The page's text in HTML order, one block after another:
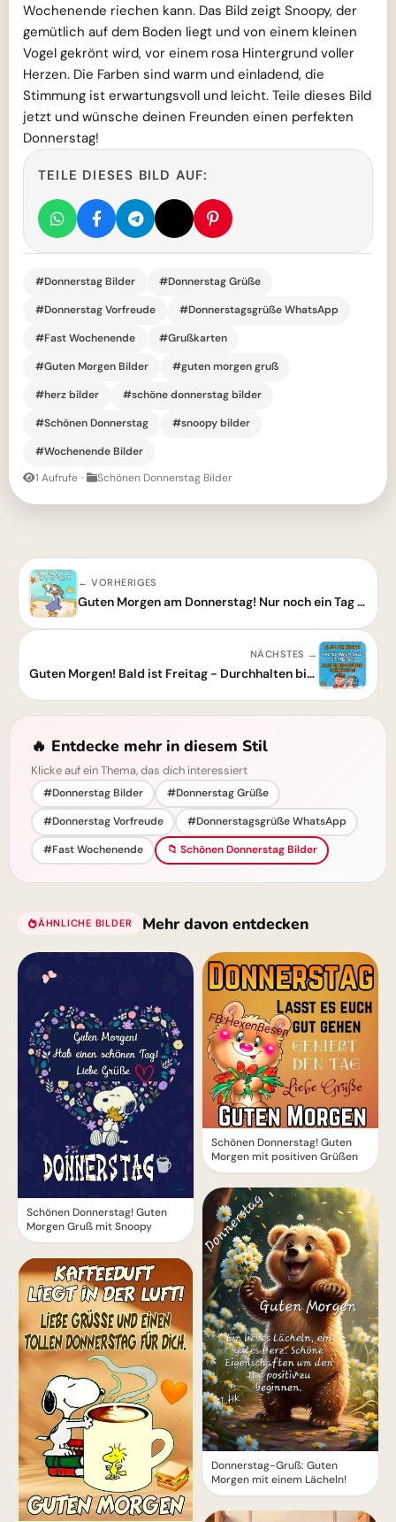
Wochenende riechen kann. Das Bild zeigt Snoopy, der
gemütlich auf dem Boden liegt und von einem kleinen
Vogel gekrönt wird, vor einem rosa Hintergrund voller
Herzen. Die Farben sind warm und einladend, die
Stimmung ist erwartungsvoll und leicht. Teile dieses Bild
jetzt und wünsche deinen Freunden einen perfekten
Donnerstag!
TEILE DIESES BILD AUF:
#Donnerstag Bilder
#Donnerstag Grüße
#Donnerstag Vorfreude
#Donnerstagsgrüße WhatsApp
#Fast Wochenende
#Grußkarten
#Guten Morgen Bilder
#guten morgen gruß
#herz bilder
#schöne donnerstag bilder
#Schönen Donnerstag
#snoopy bilder
#Wochenende Bilder
1 Aufrufe · Schönen Donnerstag Bilder
← VORHERIGES
Guten Morgen am Donnerstag! Nur noch ein Tag bis zum tollen Wochenende
NÄCHSTES →
Guten Morgen! Bald ist Freitag - Durchhalten bis zum Wochenende
🔥 Entdecke mehr in diesem Stil
Klicke auf ein Thema, das dich interessiert
#Donnerstag Bilder
#Donnerstag Grüße
#Donnerstag Vorfreude
#Donnerstagsgrüße WhatsApp
#Fast Wochenende
📁 Schönen Donnerstag Bilder
ÄHNLICHE BILDER Mehr davon entdecken
Schönen Donnerstag! Guten
Morgen Gruß mit Snoopy
Schönen Donnerstag! Guten
Morgen mit positiven Grüßen
Donnerstag-Gruß: Guten
Morgen mit einem Lächeln!